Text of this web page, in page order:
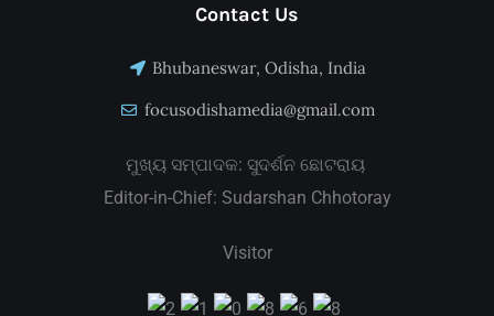
Contact Us
Bhubaneswar, Odisha, India
focusodishamedia@gmail.com
ମୁଖ୍ୟ ସମ୍ପାଦକ: ସୁଦର୍ଶନ ଛୋଟରାୟ
Editor-in-Chief: Sudarshan Chhotoray
Visitor